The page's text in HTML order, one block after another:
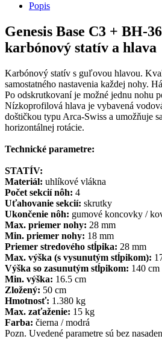
Popis
Genesis Base C3 + BH-
karbónový statív a hlava
Karbónový statív s guľovou hlavou.
samostatného nastavenia každej nohy.
Po odskrutkovaní je možné jednu nohu
Nízkoprofilová hlava je vybavená
doštičkou typu Arca-Swiss a umožňuje
horizontálnej rotácie.
Technické parametre:
STATÍV:
Materiál: uhlíkové vlákna
Počet sekcií nôh: 4
Uťahovanie sekcií: skrutky
Ukončenie nôh: gumové koncovky /
Max. priemer nohy: 28 mm
Min. priemer nohy: 18 mm
Priemer stredového stĺpika: 28 mm
Max. výška (s vysunutým stĺpikom):
Výška so zasunutým stĺpikom: 140 cm
Min. výška: 16.5 cm
Zložený: 50 cm
Hmotnosť: 1.380 kg
Max. zaťaženie: 15 kg
Farba: čierna / modrá
Pozn. Uvedené parametre sú bez